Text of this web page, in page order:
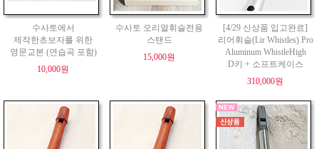
수사토에서
제작한초보자를 위한
영문교본 (연습곡 포함)
10,000원
수사토 오리얼휘슬전용
스탠드
15,000원
[4/29 신상품 입고완료]
리어휘슬(Lir Whistles) Pro
Aluminum WhistleHigh
D키 + 소프트케이스
310,000원